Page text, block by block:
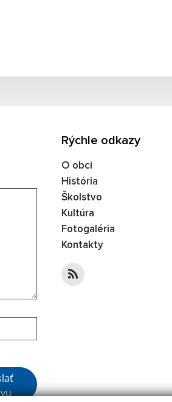
vašej správy...
Response
Rýchle odkazy
O obci
História
Školstvo
Kultúra
Fotogaléria
Kontakty